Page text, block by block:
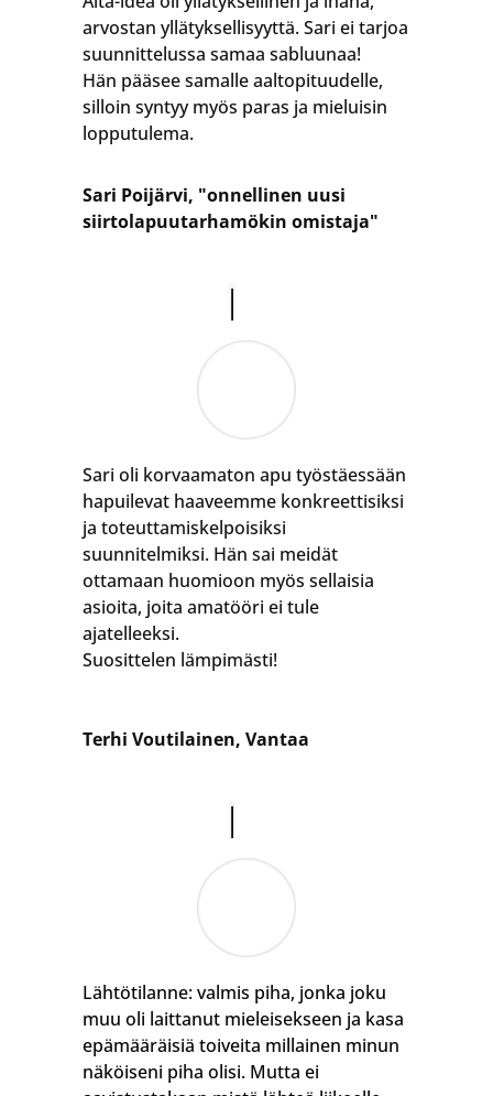
arvostan yllätyksellisyyttä. Sari ei tarjoa
suunnittelussa samaa sabluunaa!
Hän pääsee samalle aaltopituudelle,
silloin syntyy myös paras ja mieluisin
lopputulema.
Sari Poijärvi, "onnellinen uusi
siirtolapuutarhamökin omistaja"
Sari oli korvaamaton apu työstäessään
hapuilevat haaveemme konkreettisiksi
ja toteuttamiskelpoisiksi
suunnitelmiksi. Hän sai meidät
ottamaan huomioon myös sellaisia
asioita, joita amatööri ei tule
ajatelleeksi.
Suosittelen lämpimästi!
Terhi Voutilainen, Vantaa
Lähtötilanne: valmis piha, jonka joku
muu oli laittanut mieleisekseen ja kasa
epämääräisiä toiveita millainen minun
näköiseni piha olisi. Mutta ei